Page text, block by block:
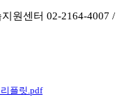
원센터 02-2164-4007 /
플릿.pdf